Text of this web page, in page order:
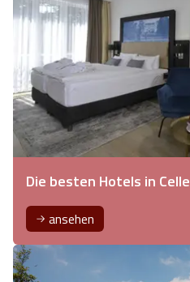
Die besten Hotels in Celle
ansehen